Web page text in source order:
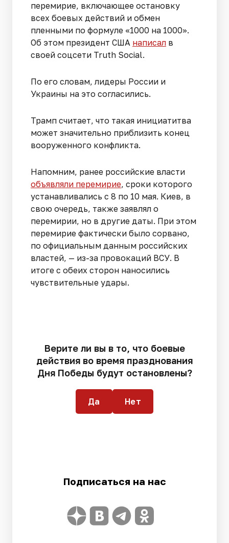
перемирие, включающее остановку
всех боевых действий и обмен
пленными по формуле «1000 на 1000».
Об этом президент США написал в
своей соцсети Truth Social.
По его словам, лидеры России и
Украины на это согласились.
Трамп считает, что такая инициатитва
может значительно приблизить конец
вооруженного конфликта.
Напомним, ранее российские власти
объявляли перемирие, сроки которого
устанавливались с 8 по 10 мая. Киев, в
свою очередь, также заявлял о
перемирии, но в другие даты. При этом
перемирие фактически было сорвано,
по официальным данным российских
властей, — из-за провокаций ВСУ. В
итоге с обеих сторон наносились
чувствительные удары.
Верите ли вы в то, что боевые
действия во время празднования
Дня Победы будут остановлены?
Да Нет
Подписаться на нас